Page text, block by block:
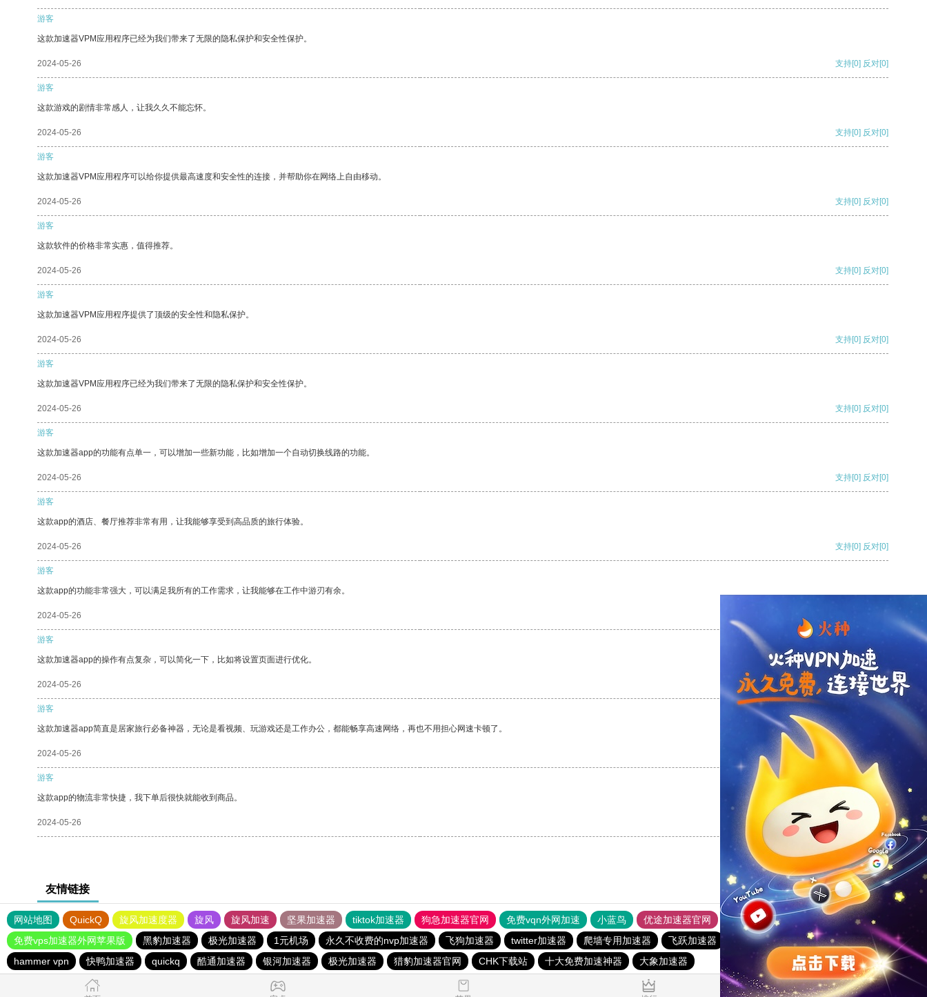
游客
这款加速器VPM应用程序已经为我们带来了无限的隐私保护和安全性保护。
2024-05-26 支持[0] 反对[0]
游客
这款游戏的剧情非常感人，让我久久不能忘怀。
2024-05-26 支持[0] 反对[0]
游客
这款加速器VPM应用程序可以给你提供最高速度和安全性的连接，并帮助你在网络上自由移动。
2024-05-26 支持[0] 反对[0]
游客
这款软件的价格非常实惠，值得推荐。
2024-05-26 支持[0] 反对[0]
游客
这款加速器VPM应用程序提供了顶级的安全性和隐私保护。
2024-05-26 支持[0] 反对[0]
游客
这款加速器VPM应用程序已经为我们带来了无限的隐私保护和安全性保护。
2024-05-26 支持[0] 反对[0]
游客
这款加速器app的功能有点单一，可以增加一些新功能，比如增加一个自动切换线路的功能。
2024-05-26 支持[0] 反对[0]
游客
这款app的酒店、餐厅推荐非常有用，让我能够享受到高品质的旅行体验。
2024-05-26 支持[0] 反对[0]
游客
这款app的功能非常强大，可以满足我所有的工作需求，让我能够在工作中游刃有余。
2024-05-26
游客
这款加速器app的操作有点复杂，可以简化一下，比如将设置页面进行优化。
2024-05-26 支持 [0] 反对[0]
游客
这款加速器app简直是居家旅行必备神器，无论是看视频、玩游戏还是工作办公，都能畅享高速网络，再也不用担心网速卡顿了。
2024-05-26 支持[0] 反对
游客
这款app的物流非常快捷，我下单后很快就能收到商品。
2024-05-26 支持[0] 反对[0]
友情链接
网站地图 QuickQ 旋风加速度器 旋风 旋风加速 坚果加速器 tiktok加速器 狗急加速器官网 免费vqn外网加速 小蓝鸟 优途加速器官网 风驰加速器 旋风加速器
八戒看书
免费vps加速器外网苹果版
黑豹加速器 极光加速器 1元机场 永久不收费的nvp加速器 飞狗加速器 twitter加速器 爬墙专用加速器 飞跃加速器 旋风加速度器
telegeram苹果加速器
hammer vpn
快鸭加速器 quickq 酷通加速器 银河加速器 极光加速器 猎豹加速器官网 CHK下载站 十大免费加速神器 大象加速器